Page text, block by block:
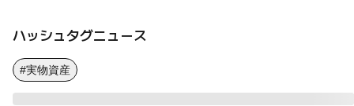
ハッシュタグニュース
#実物資産